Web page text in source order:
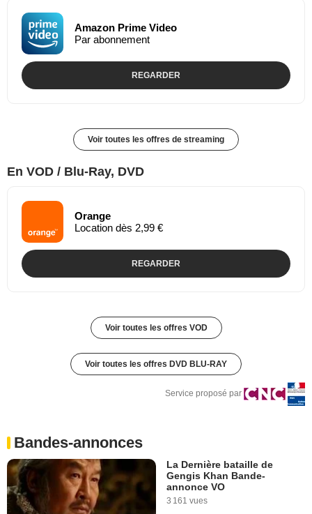
Amazon Prime Video
Par abonnement
REGARDER
Voir toutes les offres de streaming
En VOD / Blu-Ray, DVD
Orange
Location dès 2,99 €
REGARDER
Voir toutes les offres VOD
Voir toutes les offres DVD BLU-RAY
Service proposé par
Bandes-annonces
La Dernière bataille de
Gengis Khan Bande-
annonce VO
3 161 vues